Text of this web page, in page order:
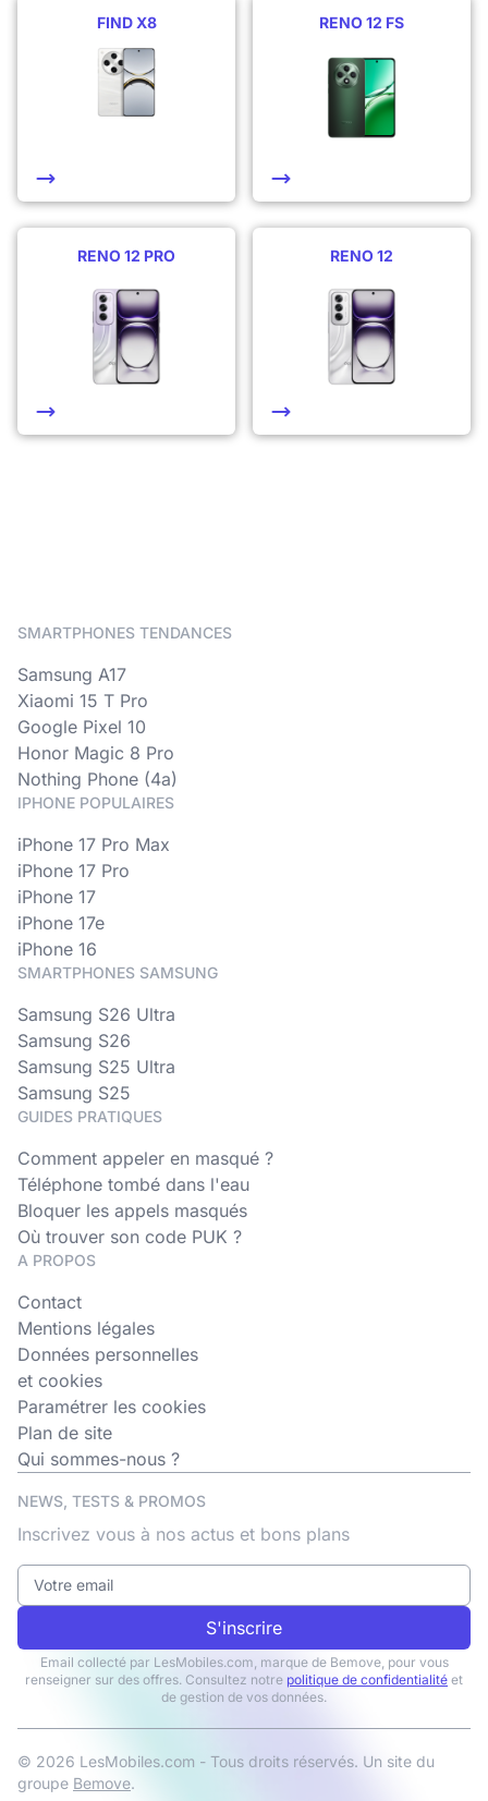
FIND X8 RENO 12 FS
RENO 12 PRO RENO 12
SMARTPHONES TENDANCES
Samsung A17
Xiaomi 15 T Pro
Google Pixel 10
Honor Magic 8 Pro
Nothing Phone (4a)
IPHONE POPULAIRES
iPhone 17 Pro Max
iPhone 17 Pro
iPhone 17
iPhone 17e
iPhone 16
SMARTPHONES SAMSUNG
Samsung S26 Ultra
Samsung S26
Samsung S25 Ultra
Samsung S25
GUIDES PRATIQUES
Comment appeler en masqué ?
Téléphone tombé dans l'eau
Bloquer les appels masqués
Où trouver son code PUK ?
A PROPOS
Contact
Mentions légales
Données personnelles
et cookies
Paramétrer les cookies
Plan de site
Qui sommes-nous ?
NEWS, TESTS & PROMOS
Inscrivez vous à nos actus et bons plans
S'inscrire
Email collecté par LesMobiles.com, marque de Bemove, pour vous
renseigner sur des offres. Consultez notre politique de confidentialité et
de gestion de vos données.
© 2026 LesMobiles.com - Tous droits réservés. Un site du
groupe Bemove.